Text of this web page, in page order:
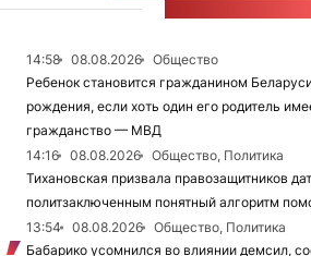
14:58 08.08.2026
Общество
Ребенок становится гражданином
рождения, если хоть один его родитель
гражданство — МВД
14:16
08.08.2026
Общество, Политика
Тихановская призвала правозащитников
политзаключенным понятный алгоритм
13:54
08.08.2026
Общество, Политика
Бабарико усомнился во влиянии демсил,